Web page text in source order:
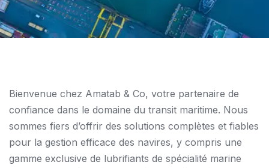
Bienvenue chez Amatab & Co, votre partenaire de
confiance dans le domaine du transit maritime. Nous
sommes fiers d’offrir des solutions complètes et fiables
pour la gestion efficace des navires, y compris une
gamme exclusive de lubrifiants de spécialité marine